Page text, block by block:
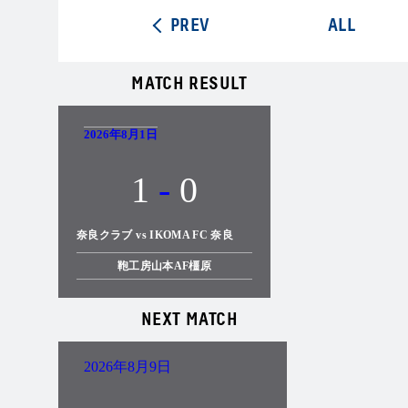
PREV ALL
MATCH RESULT
2026年8月1日
1 - 0
鞄工房山本AF橿原
奈良クラブ vs IKOMA FC 奈良
NEXT MATCH
2026年8月9日